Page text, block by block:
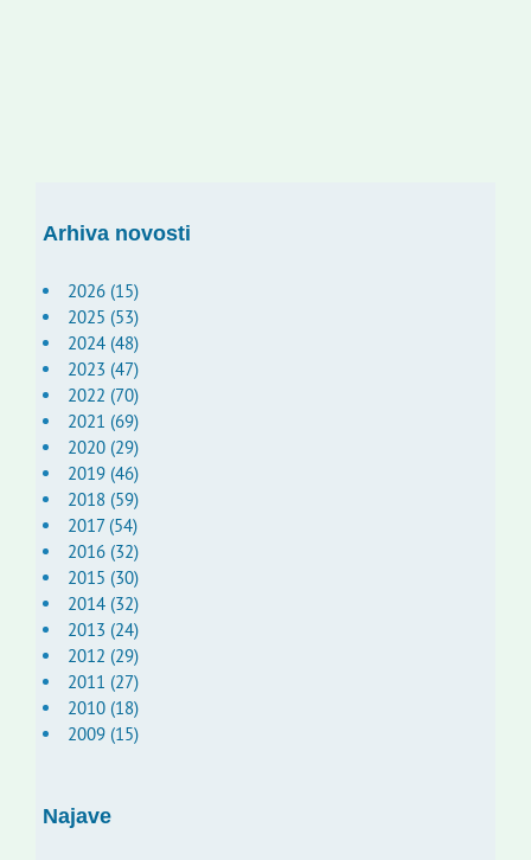
Arhiva novosti
2026 (15)
2025 (53)
2024 (48)
2023 (47)
2022 (70)
2021 (69)
2020 (29)
2019 (46)
2018 (59)
2017 (54)
2016 (32)
2015 (30)
2014 (32)
2013 (24)
2012 (29)
2011 (27)
2010 (18)
2009 (15)
Najave